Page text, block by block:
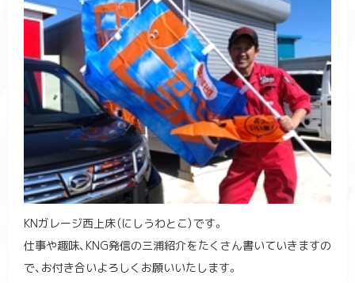
KNガレージ西上床（にしうわとこ）です。
仕事や趣味、KNG発信の三浦紹介をたくさん書いていきますの
で、お付き合いよろしくお願いいたします。